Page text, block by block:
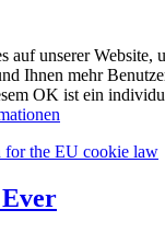
auf unserer Website,
Ihnen mehr
OK ist ein
for the EU cookie law